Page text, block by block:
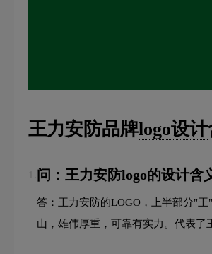
王力安防品牌logo设计
问：王力安防logo的设计含
答：王力安防的LOGO，上半部分"
山，雄伟厚重，可靠有实力。代表了